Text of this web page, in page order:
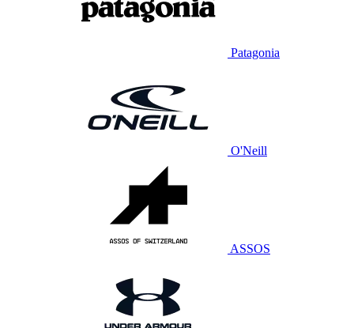
Patagonia
O'Neill
ASSOS